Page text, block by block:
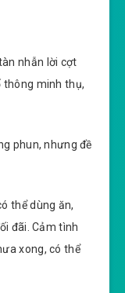
nhẫn lời cợt
thông minh thụ,
phun, nhưng đề
thể dùng ăn,
đãi. Cảm tình
xong, có thể